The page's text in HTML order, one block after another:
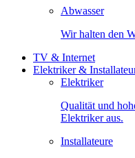
Abwasser
Wir halten den
TV & Internet
Elektriker &
Elektriker
Qualität und
Elektriker aus.
Installateure